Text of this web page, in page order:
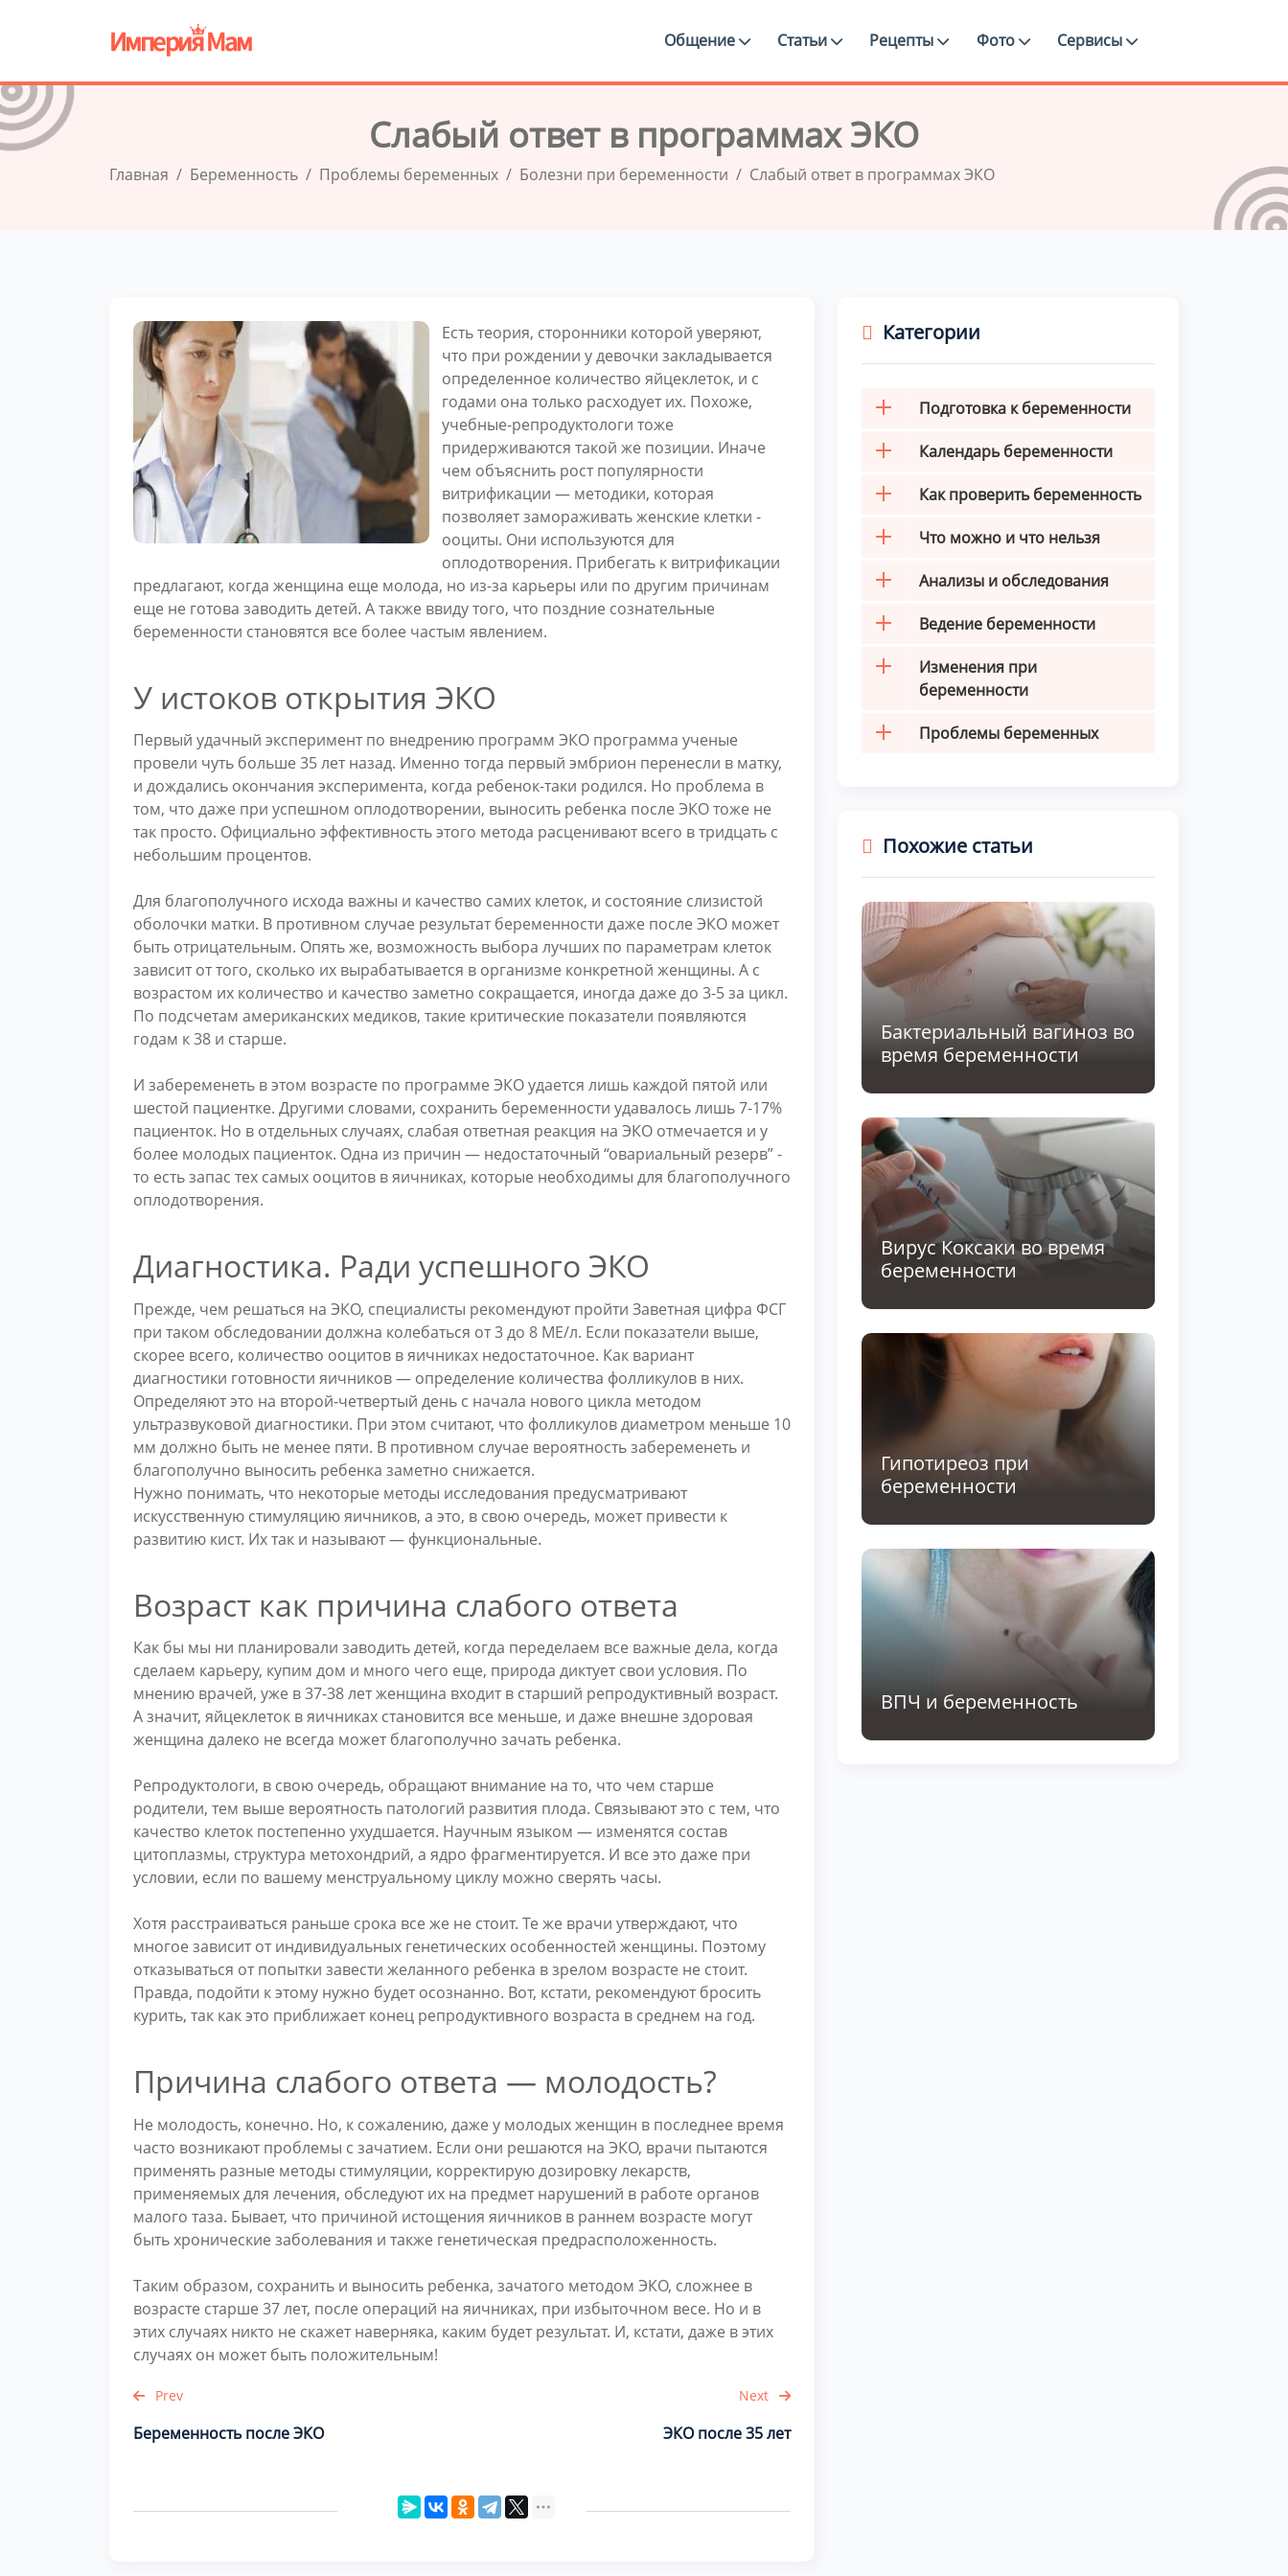
Общение Статьи Рецепты Фото Сервисы
Слабый ответ в программах ЭКО
Главная Беременность Проблемы беременных Болезни при беременности Слабый ответ в программах ЭКО
Есть теория, сторонники которой уверяют,
что при рождении у девочки закладывается
определенное количество яйцеклеток, и с
годами она только расходует их. Похоже,
учебные-репродуктологи тоже
придерживаются такой же позиции. Иначе
чем объяснить рост популярности
витрификации — методики, которая
позволяет замораживать женские клетки -
ооциты. Они используются для
оплодотворения. Прибегать к витрификации
предлагают, когда женщина еще молода, но из-за карьеры или по другим причинам
еще не готова заводить детей. А также ввиду того, что поздние сознательные
беременности становятся все более частым явлением.
У истоков открытия ЭКО
Первый удачный эксперимент по внедрению программ ЭКО программа ученые
провели чуть больше 35 лет назад. Именно тогда первый эмбрион перенесли в матку,
и дождались окончания эксперимента, когда ребенок-таки родился. Но проблема в
том, что даже при успешном оплодотворении, выносить ребенка после ЭКО тоже не
так просто. Официально эффективность этого метода расценивают всего в тридцать с
небольшим процентов.
Для благополучного исхода важны и качество самих клеток, и состояние слизистой
оболочки матки. В противном случае результат беременности даже после ЭКО может
быть отрицательным. Опять же, возможность выбора лучших по параметрам клеток
зависит от того, сколько их вырабатывается в организме конкретной женщины. А с
возрастом их количество и качество заметно сокращается, иногда даже до 3-5 за цикл.
По подсчетам американских медиков, такие критические показатели появляются
годам к 38 и старше.
И забеременеть в этом возрасте по программе ЭКО удается лишь каждой пятой или
шестой пациентке. Другими словами, сохранить беременности удавалось лишь 7-17%
пациенток. Но в отдельных случаях, слабая ответная реакция на ЭКО отмечается и у
более молодых пациенток. Одна из причин — недостаточный “овариальный резерв” -
то есть запас тех самых ооцитов в яичниках, которые необходимы для благополучного
оплодотворения.
Диагностика. Ради успешного ЭКО
Прежде, чем решаться на ЭКО, специалисты рекомендуют пройти Заветная цифра ФСГ
при таком обследовании должна колебаться от 3 до 8 МЕ/л. Если показатели выше,
скорее всего, количество ооцитов в яичниках недостаточное. Как вариант
диагностики готовности яичников — определение количества фолликулов в них.
Определяют это на второй-четвертый день с начала нового цикла методом
ультразвуковой диагностики. При этом считают, что фолликулов диаметром меньше 10
мм должно быть не менее пяти. В противном случае вероятность забеременеть и
благополучно выносить ребенка заметно снижается.
Нужно понимать, что некоторые методы исследования предусматривают
искусственную стимуляцию яичников, а это, в свою очередь, может привести к
развитию кист. Их так и называют — функциональные.
Возраст как причина слабого ответа
Как бы мы ни планировали заводить детей, когда переделаем все важные дела, когда
сделаем карьеру, купим дом и много чего еще, природа диктует свои условия. По
мнению врачей, уже в 37-38 лет женщина входит в старший репродуктивный возраст.
А значит, яйцеклеток в яичниках становится все меньше, и даже внешне здоровая
женщина далеко не всегда может благополучно зачать ребенка.
Репродуктологи, в свою очередь, обращают внимание на то, что чем старше
родители, тем выше вероятность патологий развития плода. Связывают это с тем, что
качество клеток постепенно ухудшается. Научным языком — изменятся состав
цитоплазмы, структура метохондрий, а ядро фрагментируется. И все это даже при
условии, если по вашему менструальному циклу можно сверять часы.
Хотя расстраиваться раньше срока все же не стоит. Те же врачи утверждают, что
многое зависит от индивидуальных генетических особенностей женщины. Поэтому
отказываться от попытки завести желанного ребенка в зрелом возрасте не стоит.
Правда, подойти к этому нужно будет осознанно. Вот, кстати, рекомендуют бросить
курить, так как это приближает конец репродуктивного возраста в среднем на год.
Причина слабого ответа — молодость?
Не молодость, конечно. Но, к сожалению, даже у молодых женщин в последнее время
часто возникают проблемы с зачатием. Если они решаются на ЭКО, врачи пытаются
применять разные методы стимуляции, корректирую дозировку лекарств,
применяемых для лечения, обследуют их на предмет нарушений в работе органов
малого таза. Бывает, что причиной истощения яичников в раннем возрасте могут
быть хронические заболевания и также генетическая предрасположенность.
Таким образом, сохранить и выносить ребенка, зачатого методом ЭКО, сложнее в
возрасте старше 37 лет, после операций на яичниках, при избыточном весе. Но и в
этих случаях никто не скажет наверняка, каким будет результат. И, кстати, даже в этих
случаях он может быть положительным!
Prev
Беременность после ЭКО
Next
ЭКО после 35 лет
Категории
Подготовка к беременности
Календарь беременности
Как проверить беременность
Что можно и что нельзя
Анализы и обследования
Ведение беременности
Изменения при
беременности
Проблемы беременных
Похожие статьи
Бактериальный вагиноз во
время беременности
Вирус Коксаки во время
беременности
Гипотиреоз при
беременности
ВПЧ и беременность